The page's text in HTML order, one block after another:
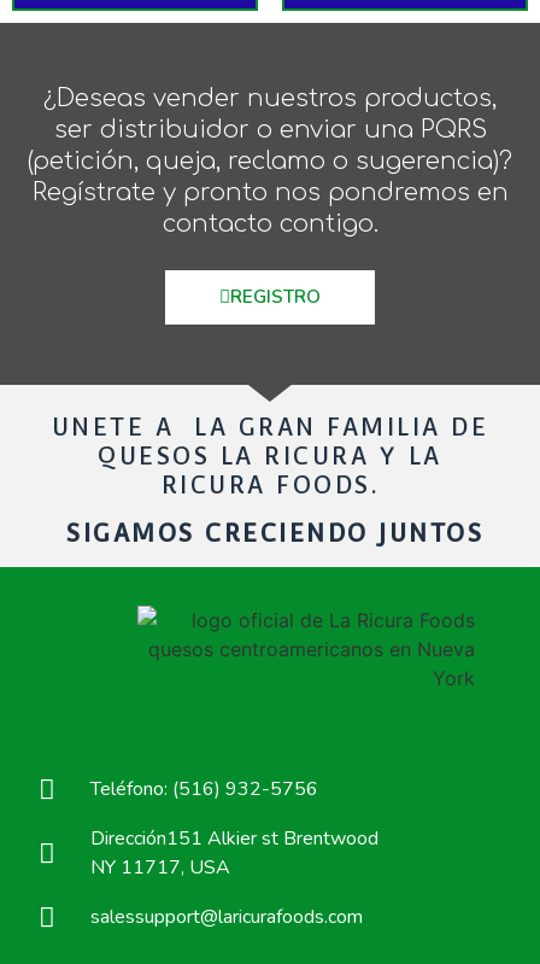
¿Deseas vender nuestros productos,
ser distribuidor o enviar una PQRS
(petición, queja, reclamo o sugerencia)?
Regístrate y pronto nos pondremos en
contacto contigo.
REGISTRO
UNETE A LA GRAN FAMILIA DE
QUESOS LA RICURA Y LA
RICURA FOODS.
SIGAMOS CRECIENDO JUNTOS
Teléfono: (516) 932-5756
Dirección151 Alkier st Brentwood
NY 11717, USA
salessupport@laricurafoods.com